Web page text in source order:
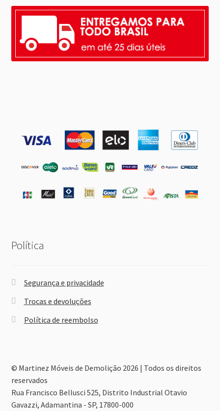
Política
Segurança e privacidade
Trocas e devoluções
Política de reembolso
© Martinez Móveis de Demolição 2026 | Todos os direitos
reservados
Rua Francisco Bellusci 525, Distrito Industrial Otavio
Gavazzi, Adamantina - SP, 17800-000